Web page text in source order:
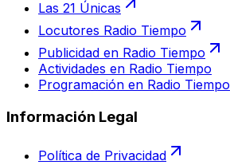
Las 21 Únicas
Locutores Radio Tiempo
Publicidad en Radio Tiempo
Actividades en Radio Tiempo
Programación en Radio Tiempo
Información Legal
Política de Privacidad